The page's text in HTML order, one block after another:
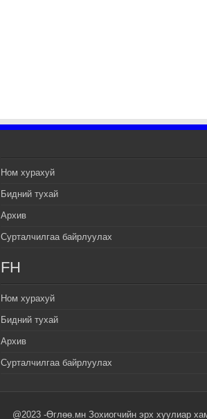
Ном хурахуй
Бидний тухай
Архив
Сурталчилгаа байрлуулах
FH
Ном хурахуй
Бидний тухай
Архив
Сурталчилгаа байрлуулах
@2023 -Өглөө.мн Зохиогчийн эрх хуулиар